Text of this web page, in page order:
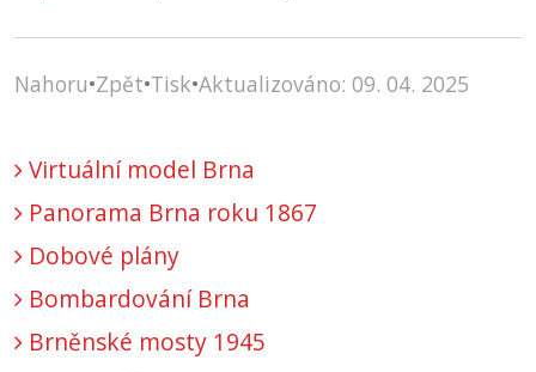
Nahoru•Zpět•Tisk•Aktualizováno: 09. 04. 2025
Virtuální model Brna
Panorama Brna roku 1867
Dobové plány
Bombardování Brna
Brněnské mosty 1945